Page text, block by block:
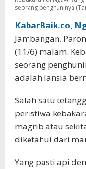
seorang penghuninya
KabarBaik.co,
Jambangan,
(11/6) malam.
seorang
adalah lansia
Salah satu
peristiwa
magrib atau
diketahui dari
Yang pasti api